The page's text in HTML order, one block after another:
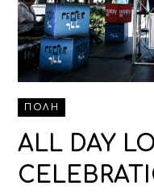
ΠΟΛΗ
ALL DAY